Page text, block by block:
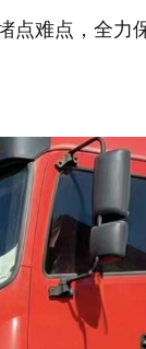
点难点，全力